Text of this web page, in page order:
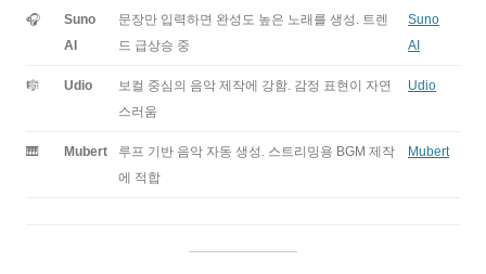
🎧
Suno
AI
문장만 입력하면 완성도 높은 노래를 생성. 트렌
드 급상승 중
Suno
AI
🎼 Udio
보컬 중심의 음악 제작에 강함. 감정 표현이 자연
스러움
Udio
🎹 Mubert
루프 기반 음악 자동 생성. 스트리밍용 BGM 제작
에 적합
Mubert